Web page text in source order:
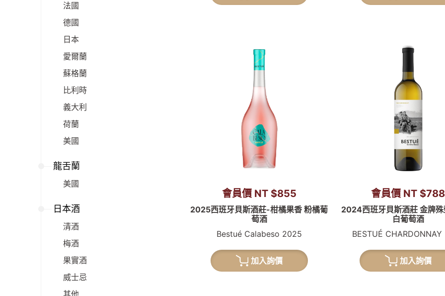
法國
德國
日本
愛爾蘭
蘇格蘭
比利時
義大利
荷蘭
美國
龍舌蘭
美國
日本酒
清酒
梅酒
果實酒
威士忌
會員價 NT $855
2025西班牙貝斯酒莊-柑橘果香 粉橘葡
萄酒
Bestué Calabeso 2025
加入詢價
會員價 NT $788
2024西班牙貝斯酒莊 金牌
白葡萄酒
BESTUÉ
加入詢價